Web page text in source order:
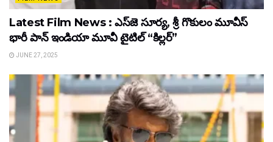
Latest Film News : ఎస్‌జె సూర్య, శ్రీ గొకులం మూవీస్‌
భారీ పాన్‌ ఇండియా మూవీ టైటిల్ “కిల్లర్”
JUNE 27, 2025